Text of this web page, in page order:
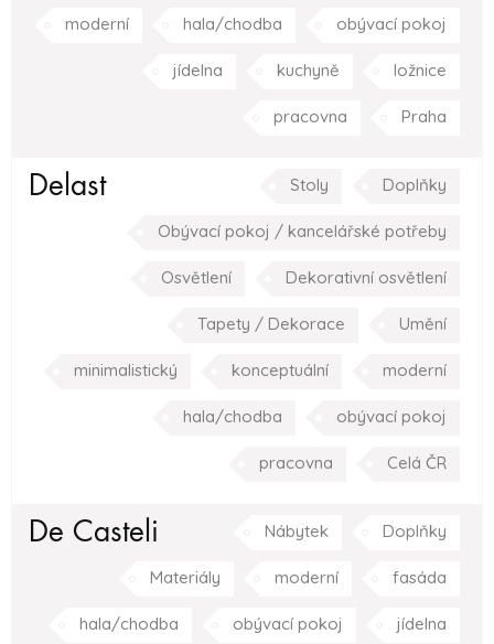
moderní hala/chodba obývací pokoj
jídelna kuchyně ložnice
pracovna Praha
Delast Stoly Doplňky
Obývací pokoj / kancelářské potřeby
Osvětlení Dekorativní osvětlení
Tapety / Dekorace Umění
minimalistický konceptuální moderní
hala/chodba obývací pokoj
pracovna Celá ČR
De Casteli Nábytek Doplňky
Materiály moderní fasáda
hala/chodba obývací pokoj jídelna